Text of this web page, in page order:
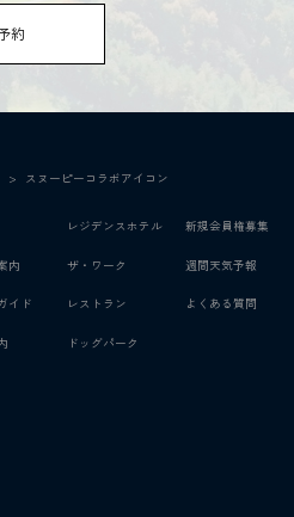
約
> スヌーピーコラボアイコン
内
イド
レジデンスホテル
ザ・ワーク
レストラン
ドッグパーク
新規会員権募集
週間天気予報
よくある質問